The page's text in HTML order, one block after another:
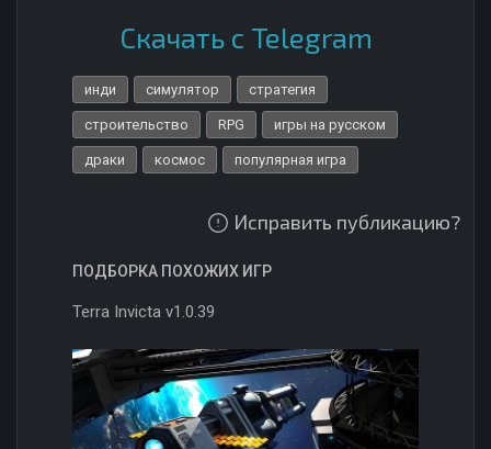
Скачать с Telegram
инди симулятор стратегия
строительство RPG игры на русском
драки космос популярная игра
Исправить публикацию?
ПОДБОРКА ПОХОЖИХ ИГР
Terra Invicta v1.0.39